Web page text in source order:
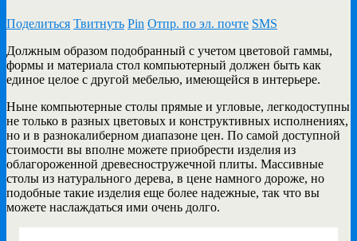
Поделиться Твитнуть Pin Отпр. по эл. почте SMS
Должным образом подобранный с учетом цветовой гаммы,
формы и материала стол компьютерный должен быть как
единое целое с другой мебелью, имеющейся в интерьере.
Ныне компьютерные столы прямые и угловые, легкодоступны
не только в разных цветовых и конструктивных исполнениях,
но и в разнокалиберном диапазоне цен. По самой доступной
стоимости вы вполне можете приобрести изделия из
облагороженной древесностружечной плиты. Массивные
столы из натурального дерева, в цене намного дороже, но
подобные такие изделия еще более надежные, так что вы
можете наслаждаться ими очень долго.